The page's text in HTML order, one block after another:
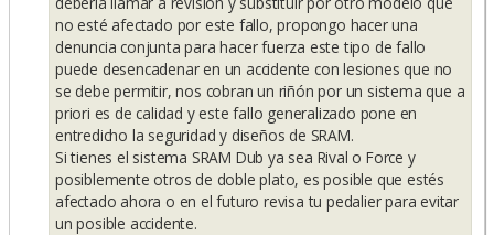
no esté afectado por este fallo, propongo hacer una
denuncia conjunta para hacer fuerza este tipo de fallo
puede desencadenar en un accidente con lesiones que no
se debe permitir, nos cobran un riñón por un sistema que a
priori es de calidad y este fallo generalizado pone en
entredicho la seguridad y diseños de SRAM.
Si tienes el sistema SRAM Dub ya sea Rival o Force y
posiblemente otros de doble plato, es posible que estés
afectado ahora o en el futuro revisa tu pedalier para evitar
un posible accidente.